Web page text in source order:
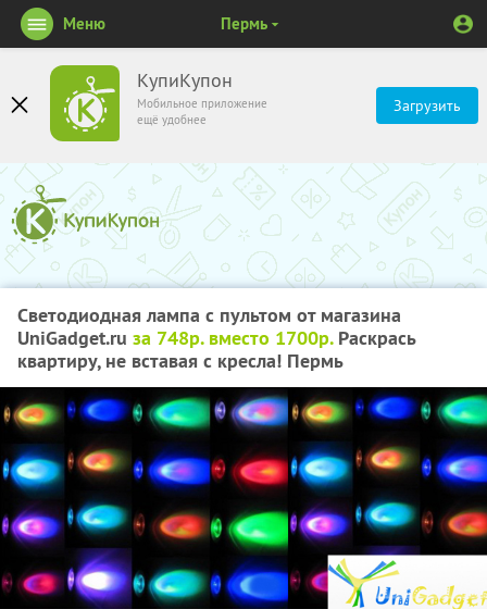
КупиКупон
Мобильное приложение
ещё удобнее
Загрузить
Меню Пермь
Светодиодная лампа с пультом от магазина
UniGadget.ru за 748р. вместо 1700р.Раскрась
квартиру, не вставая с кресла! Пермь